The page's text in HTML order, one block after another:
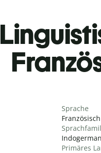
Sprache
Französisch
Primäres